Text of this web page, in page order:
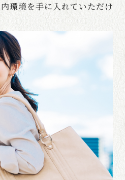
環境を手に入れていただけ